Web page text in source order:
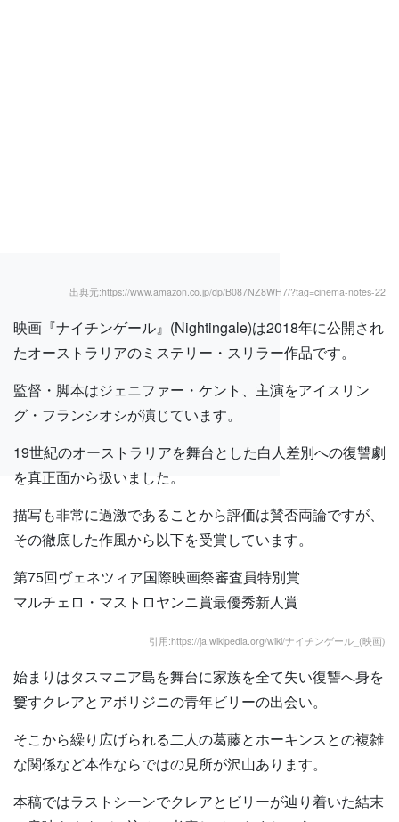
出典元:https://www.amazon.co.jp/dp/B087NZ8WH7/?tag=cinema-notes-22
映画『ナイチンゲール』(Nightingale)は2018年に公開され
たオーストラリアのミステリー・スリラー作品です。
監督・脚本はジェニファー・ケント、主演をアイスリン
グ・フランシオシが演じています。
19世紀のオーストラリアを舞台とした白人差別への復讐劇
を真正面から扱いました。
描写も非常に過激であることから評価は賛否両論ですが、
その徹底した作風から以下を受賞しています。
第75回ヴェネツィア国際映画祭審査員特別賞
マルチェロ・マストロヤンニ賞最優秀新人賞
引用:https://ja.wikipedia.org/wiki/ナイチンゲール_(映画)
始まりはタスマニア島を舞台に家族を全て失い復讐へ身を
窶すクレアとアボリジニの青年ビリーの出会い。
そこから繰り広げられる二人の葛藤とホーキンスとの複雑
な関係など本作ならではの見所が沢山あります。
本稿ではラストシーンでクレアとビリーが辿り着いた結末